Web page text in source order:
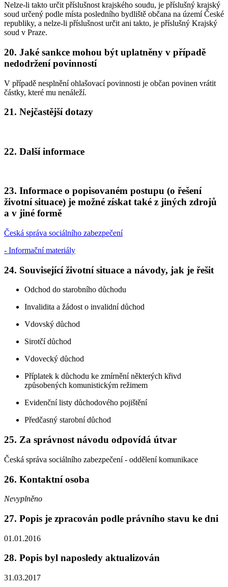
Nelze-li takto určit příslušnost krajského soudu, je příslušný krajský
soud určený podle místa posledního bydliště občana na území České
republiky, a nelze-li příslušnost určit ani takto, je příslušný Krajský
soud v Praze.
20. Jaké sankce mohou být uplatněny v případě
nedodržení povinností
V případě nesplnění ohlašovací povinnosti je občan povinen vrátit
částky, které mu nenáleží.
21. Nejčastější dotazy
22. Další informace
23. Informace o popisovaném postupu (o řešení
životní situace) je možné získat také z jiných zdrojů
a v jiné formě
Česká správa sociálního zabezpečení
- Informační materiály
24. Související životní situace a návody, jak je řešit
Odchod do starobního důchodu
Invalidita a žádost o invalidní důchod
Vdovský důchod
Sirotčí důchod
Vdovecký důchod
Příplatek k důchodu ke zmírnění některých křivd
způsobených komunistickým režimem
Evidenční listy důchodového pojištění
Předčasný starobní důchod
25. Za správnost návodu odpovídá útvar
Česká správa sociálního zabezpečení - oddělení komunikace
26. Kontaktní osoba
Nevyplněno
27. Popis je zpracován podle právního stavu ke dni
01.01.2016
28. Popis byl naposledy aktualizován
31.03.2017